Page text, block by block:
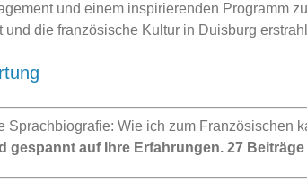
und einem inspirierenden Programm
und die französische Kultur in Duisburg
Sprachbiografie: Wie ich zum Französischen
gespannt auf Ihre Erfahrungen. 27